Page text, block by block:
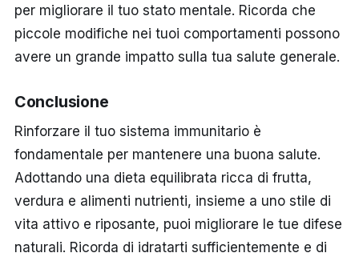
per migliorare il tuo stato mentale. Ricorda che
piccole modifiche nei tuoi comportamenti possono
avere un grande impatto sulla tua salute generale.
Conclusione
Rinforzare il tuo sistema immunitario è
fondamentale per mantenere una buona salute.
Adottando una dieta equilibrata ricca di frutta,
verdura e alimenti nutrienti, insieme a uno stile di
vita attivo e riposante, puoi migliorare le tue difese
naturali. Ricorda di idratarti sufficientemente e di